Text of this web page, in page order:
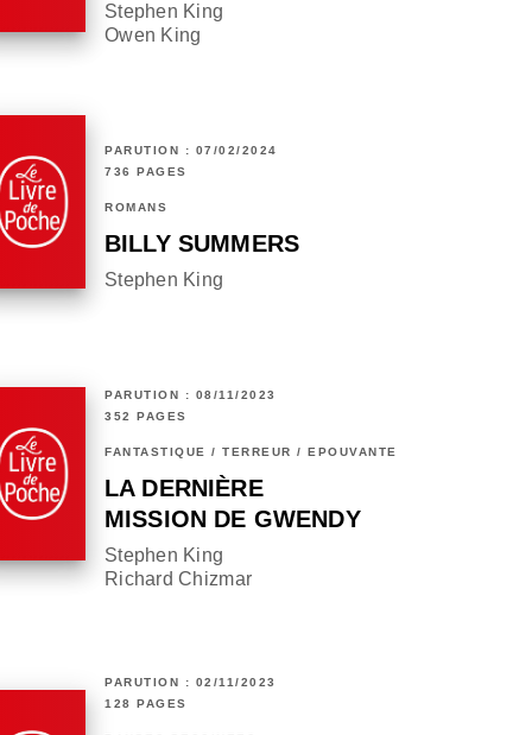
Stephen King
Owen King
PARUTION : 07/02/2024
736 PAGES
ROMANS
BILLY SUMMERS
Stephen King
PARUTION : 08/11/2023
352 PAGES
FANTASTIQUE / TERREUR / EPOUVANTE
LA DERNIÈRE
MISSION DE GWENDY
Stephen King
Richard Chizmar
PARUTION : 02/11/2023
128 PAGES